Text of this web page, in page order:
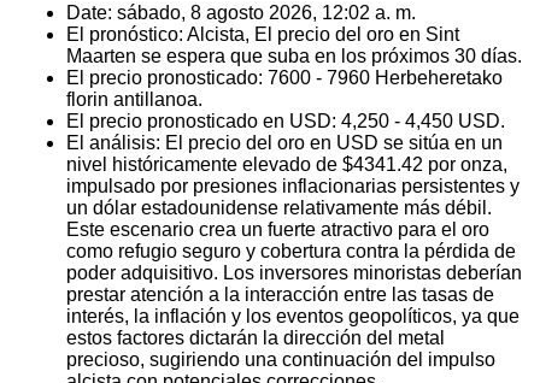
Date: sábado, 8 agosto 2026, 12:02 a. m.
El pronóstico: Alcista, El precio del oro en Sint
Maarten se espera que suba en los próximos 30 días.
El precio pronosticado: 7600 - 7960 Herbeheretako
florin antillanoa.
El precio pronosticado en USD: 4,250 - 4,450 USD.
El análisis: El precio del oro en USD se sitúa en un
nivel históricamente elevado de $4341.42 por onza,
impulsado por presiones inflacionarias persistentes y
un dólar estadounidense relativamente más débil.
Este escenario crea un fuerte atractivo para el oro
como refugio seguro y cobertura contra la pérdida de
poder adquisitivo. Los inversores minoristas deberían
prestar atención a la interacción entre las tasas de
interés, la inflación y los eventos geopolíticos, ya que
estos factores dictarán la dirección del metal
precioso, sugiriendo una continuación del impulso